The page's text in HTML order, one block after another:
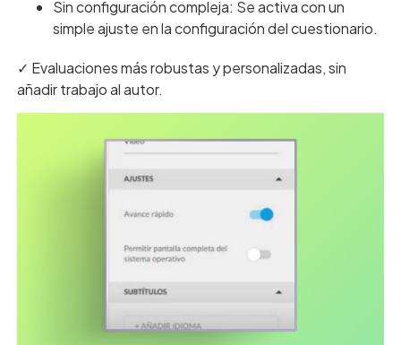
Sin configuración compleja: Se activa con un
simple ajuste en la configuración del cuestionario.
✓ Evaluaciones más robustas y personalizadas, sin
añadir trabajo al autor.